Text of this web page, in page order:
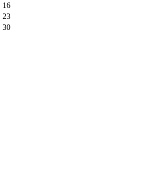
16
23
30